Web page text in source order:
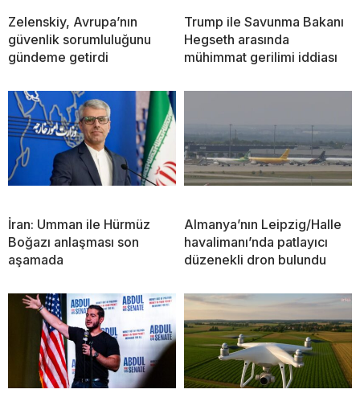
Zelenskiy, Avrupa’nın
güvenlik sorumluluğunu
gündeme getirdi
Trump ile Savunma Bakanı
Hegseth arasında
mühimmat gerilimi iddiası
İran: Umman ile Hürmüz
Boğazı anlaşması son
aşamada
Almanya’nın Leipzig/Halle
havalimanı’nda patlayıcı
düzenekli dron bulundu